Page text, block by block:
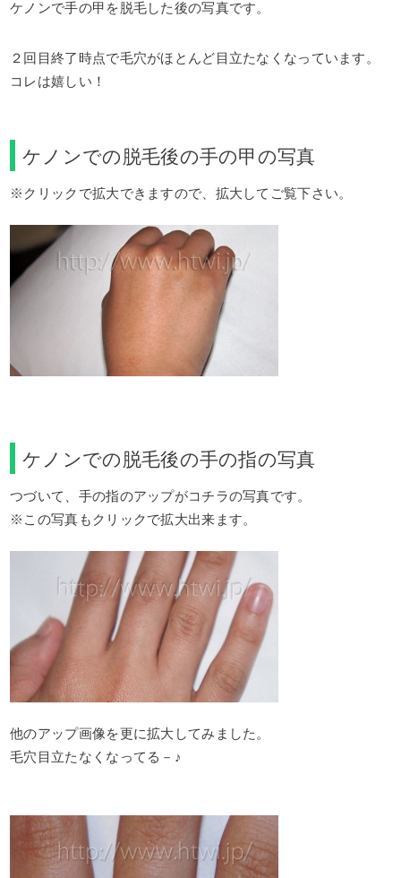
ケノンで手の甲を脱毛した後の写真です。
２回目終了時点で毛穴がほとんど目立たなくなっています。
コレは嬉しい！
ケノンでの脱毛後の手の甲の写真
※クリックで拡大できますので、拡大してご覧下さい。
ケノンでの脱毛後の手の指の写真
つづいて、手の指のアップがコチラの写真です。
※この写真もクリックで拡大出来ます。
他のアップ画像を更に拡大してみました。
毛穴目立たなくなってる－♪